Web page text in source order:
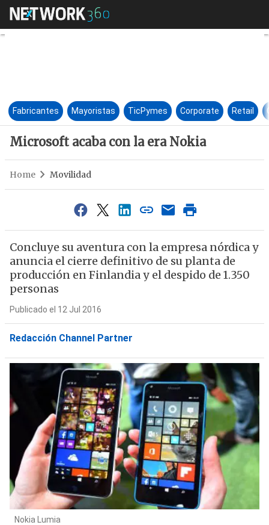
Microsoft acaba con la era
Fabricantes Mayoristas TicPymes Corporate Retail
Microsoft acaba con la era Nokia
Home Movilidad
Concluye su aventura con la empresa nórdica y
anuncia el cierre definitivo de su planta de
producción en Finlandia y el despido de 1.350
personas
Publicado el 12 Jul 2016
Redacción Channel Partner
Nokia Lumia